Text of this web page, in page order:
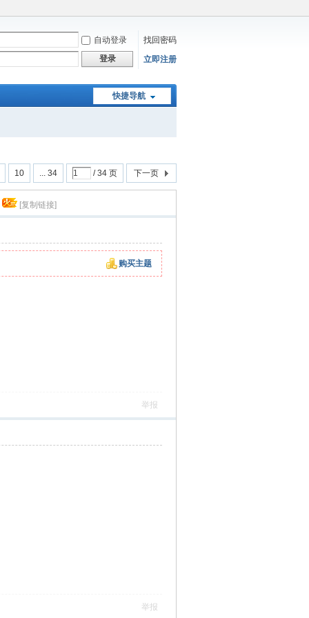
自动登录
找回密码
登录
立即注册
快捷导航
10 ... 34 / 34 页 下一页
[复制链接]
购买主题
举报
举报